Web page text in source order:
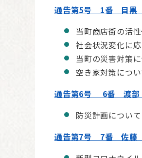
通告第5号 1番 目黒
当町商店街の活
社会状況変化に
当町の災害対策
空き家対策につい
通告第6号 6番 渡
防災計画について
通告第7号 7番 佐藤